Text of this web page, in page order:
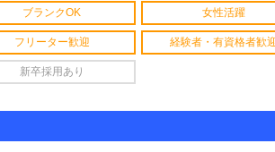
ブランクOK 女性活躍
フリーター歓迎 経験者・有資格者歓
新卒採用あり